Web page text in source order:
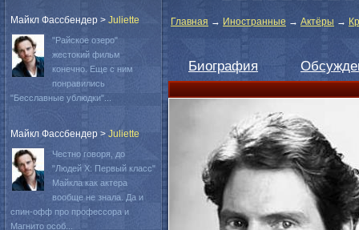
Главная → Иностранные → Актёры →
Биография
Майкл Фассбендер > Juliette
"Райское озеро"
жестокий фильм
конечно. Еще с ним
понравились
"Бесславные ублюдки"...
Майкл Фассбендер > Juliette
Честно говоря, до
"Людей Х: Первый класс"
Майкла как актера
вообще не знала. Да и
спин-офф про профессора и
Магнито особ...